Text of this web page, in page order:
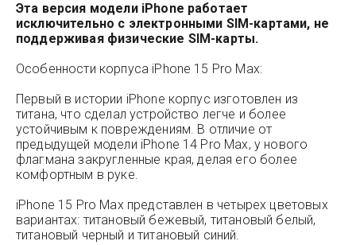
Эта версия модели iPhone работает
исключительно с электронными SIM-картами, не
поддерживая физические SIM-карты.
Особенности корпуса iPhone 15 Pro Max:
Первый в истории iPhone корпус изготовлен из
титана, что сделал устройство легче и более
устойчивым к повреждениям. В отличие от
предыдущей модели iPhone 14 Pro Max, у нового
флагмана закругленные края, делая его более
комфортным в руке.
iPhone 15 Pro Max представлен в четырех цветовых
вариантах: титановый бежевый, титановый белый,
титановый черный и титановый синий.